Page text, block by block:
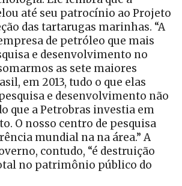
até seu patrocínio ao Projeto
das tartarugas marinhas. “A
de petróleo que mais
e desenvolvimento no
as sete maiores
em 2013, tudo o que elas
e desenvolvimento não
que a Petrobras investia em
O nosso centro de pesquisa
mundial na na área.” A
contudo, “é destruição
no patrimônio público do